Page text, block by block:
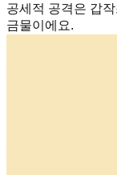
공세적 공격은 갑
금물이에요.